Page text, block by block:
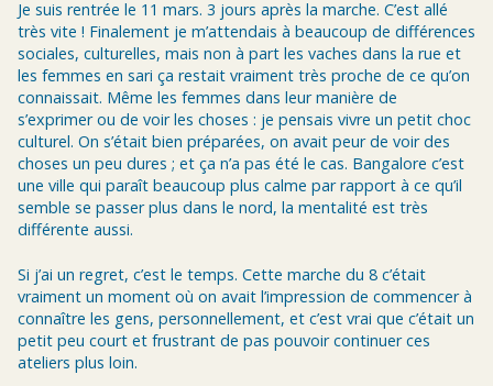
Je suis rentrée le 11 mars. 3 jours après la marche. C’est allé
très vite ! Finalement je m’attendais à beaucoup de différences
sociales, culturelles, mais non à part les vaches dans la rue et
les femmes en sari ça restait vraiment très proche de ce qu’on
connaissait. Même les femmes dans leur manière de
s’exprimer ou de voir les choses : je pensais vivre un petit choc
culturel. On s’était bien préparées, on avait peur de voir des
choses un peu dures ; et ça n’a pas été le cas. Bangalore c’est
une ville qui paraît beaucoup plus calme par rapport à ce qu’il
semble se passer plus dans le nord, la mentalité est très
différente aussi.
Si j’ai un regret, c’est le temps. Cette marche du 8 c’était
vraiment un moment où on avait l’impression de commencer à
connaître les gens, personnellement, et c’est vrai que c’était un
petit peu court et frustrant de pas pouvoir continuer ces
ateliers plus loin.